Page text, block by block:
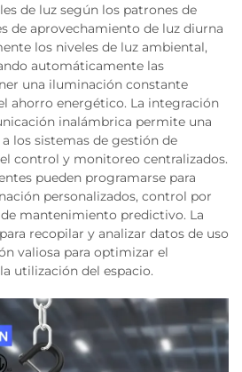
de luz según los patrones de
de aprovechamiento de luz diurna
los niveles de luz ambiental,
automáticamente las
una iluminación constante
ahorro energético. La integración
inalámbrica permite una
los sistemas de gestión de
control y monitoreo centralizados.
pueden programarse para
personalizados, control por
mantenimiento predictivo. La
recopilar y analizar datos de uso
valiosa para optimizar el
utilización del espacio.